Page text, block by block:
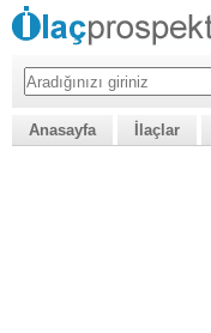
Anasayfa İlaçlar